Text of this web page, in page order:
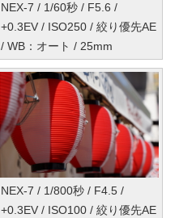
NEX-7 / 1/60秒 / F5.6 /
+0.3EV / ISO250 / 絞り優先AE
/ WB：オート / 25mm
NEX-7 / 1/800秒 / F4.5 /
+0.3EV / ISO100 / 絞り優先AE